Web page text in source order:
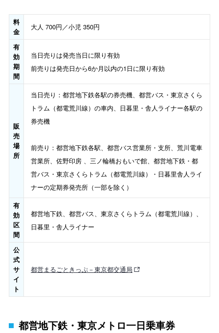
料
金
大人 700円／小児 350円
有
効
期
間
当日売りは発売当日に限り有効
前売りは発売日から6か月以内の1日に限り有効
販
売
場
所
当日売り：都営地下鉄各駅の券売機、都営バス・東京さくら
トラム（都電荒川線）の車内、日暮里・舎人ライナー各駅の
券売機
前売り：都営地下鉄各駅、都営バス営業所・支所、荒川電車
営業所、佐野印房 、三ノ輪橋おもいで館、都営地下鉄・都
営バス・東京さくらトラム（都電荒川線）・日暮里舎人ライ
ナーの定期券発売所（一部を除く）
有
効
区
間
都営地下鉄、都営バス、東京さくらトラム（都電荒川線）、
日暮里・舎人ライナー
公
式
サ
イ
ト
都営まるごときっぷ－東京都交通局
都営地下鉄・東京メトロ一日乗車券